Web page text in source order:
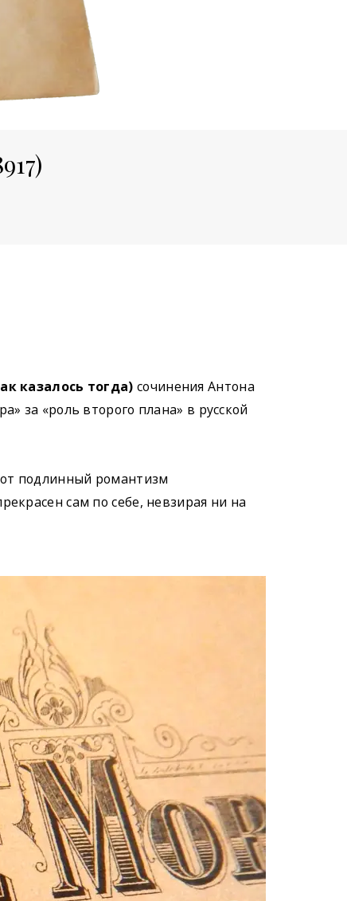
казалось тогда) сочинения Антона
за «роль второго плана» в русской
подлинный романтизм
сам по себе, невзирая ни на